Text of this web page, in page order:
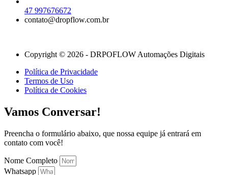
47 997676672
contato@dropflow.com.br
Copyright © 2026 - DRPOFLOW Automações Digitais
Política de Privacidade
Termos de Uso
Política de Cookies
Vamos Conversar!
Preencha o formulário abaixo, que nossa equipe já entrará em
contato com você!
Nome Completo
Whatsapp